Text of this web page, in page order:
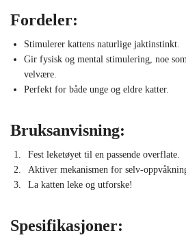
Fordeler:
Stimulerer kattens naturlige jaktinstinkt.
Gir fysisk og mental stimulering, noe
velvære.
Perfekt for både unge og eldre katter.
Bruksanvisning:
Fest leketøyet til en passende overflate.
Aktiver mekanismen for selv-
La katten leke og utforske!
Spesifikasjoner: